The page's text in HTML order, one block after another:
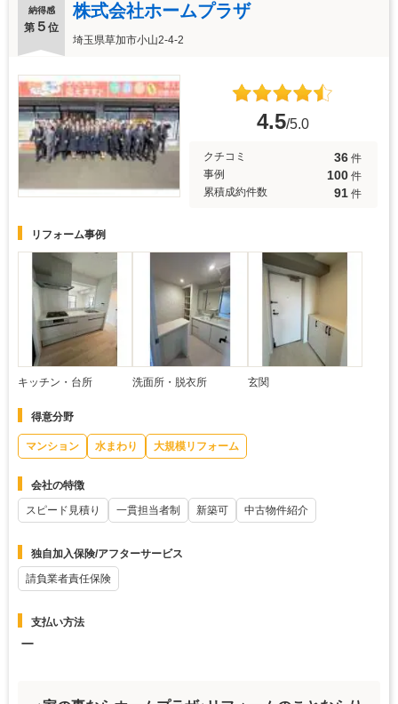
納得感
第 ５ 位
株式会社ホームプラザ
埼玉県草加市小山2-4-2
4.5/5.0
クチコミ 36 件
事例
100 件
累積成約件数
91 件
リフォーム事例
キッチン・台所 洗面所・脱衣所 玄関
得意分野
マンション 水まわり 大規模リフォーム
会社の特徴
スピード見積り
一貫担当者制 新築可 中古物件紹介
独自加入保険/アフターサービス
請負業者責任保険
支払い方法
ー